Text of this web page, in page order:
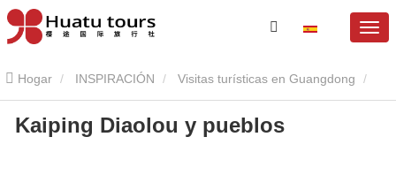
Hogar INSPIRACIÓN Visitas turísticas en Guangdong
Kaiping Diaolou Capas de síntomas
Kaiping Diaolou y pueblos